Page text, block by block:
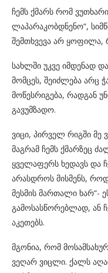
ჩემს ქმარს რომ
ლაპარაკობდნენო“,
შემთხვევა არ ყოფილა,
სახლში უკვე იმდენად
მომცეს, შეიძლება არც
მოწესრიგება, რადგან
გავუმზადო.
ვიცი, პირველ რიგში მე
მაგრამ ჩემს ქმარზეც
ყველაფერს ხედავს და
არასდროს მისმენს,
მესმის მართალი ხარ“-
გამოსასწორებლად, ან
აკეთებს.
მგონია, რომ
ვეღარ ვიცლი. ქალს